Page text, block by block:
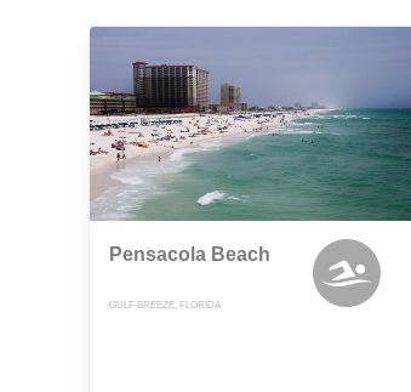
Pensacola Beach
GULF BREEZE, FLORIDA